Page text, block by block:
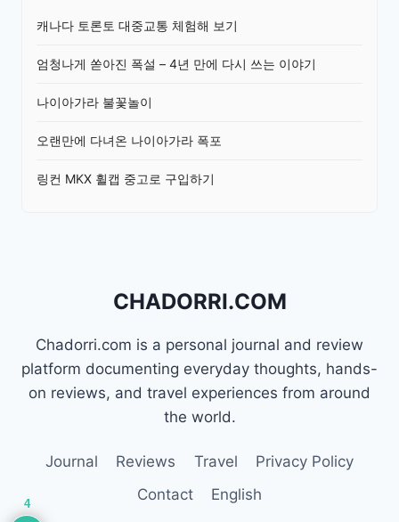
캐나다 토론토 대중교통 체험해 보기
엄청나게 쏟아진 폭설 – 4년 만에 다시 쓰는 이야기
나이아가라 불꽃놀이
오랜만에 다녀온 나이아가라 폭포
링컨 MKX 휠캡 중고로 구입하기
CHADORRI.COM
Chadorri.com is a personal journal and review
platform documenting everyday thoughts, hands-
on reviews, and travel experiences from around
the world.
Journal Reviews Travel
Privacy Policy
Contact
English
4